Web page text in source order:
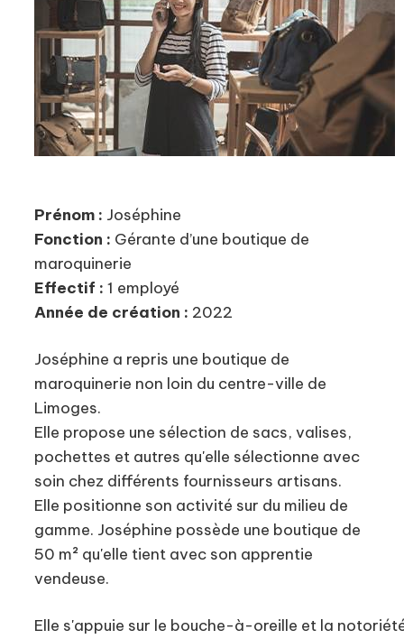
Prénom : Joséphine
Fonction : Gérante d’une boutique de
maroquinerie
Effectif : 1 employé
Année de création : 2022
Joséphine a repris une boutique de
maroquinerie non loin du centre-ville de
Limoges.
Elle propose une sélection de sacs, valises,
pochettes et autres qu'elle sélectionne avec
soin chez différents fournisseurs artisans.
Elle positionne son activité sur du milieu de
gamme. Joséphine possède une boutique de
50 m² qu'elle tient avec son apprentie
vendeuse.
Elle s'appuie sur le bouche-à-oreille et la